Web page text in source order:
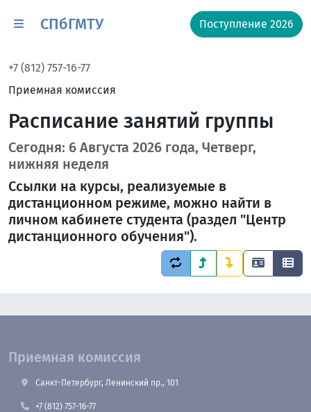
СПбГМТУ Поступление 2026
+7 (812) 757-16-77
Приемная комиссия
Расписание занятий группы
Сегодня: 6 Августа 2026 года, Четверг,
нижняя неделя
Ссылки на курсы, реализуемые в
дистанционном режиме, можно найти в
личном кабинете студента (раздел "Центр
дистанционного обучения").
Приемная комиссия
Санкт-Петербург, Ленинский пр., 101
+7 (812) 757-16-77